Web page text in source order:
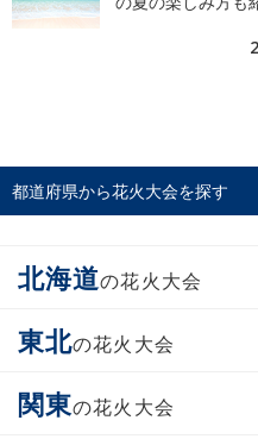
都道府県から花火大会を探す
北海道の花火大会
東北の花火大会
関東の花火大会